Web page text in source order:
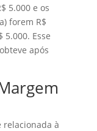
5.000 e os
forem R$
5.000. Esse
após
à